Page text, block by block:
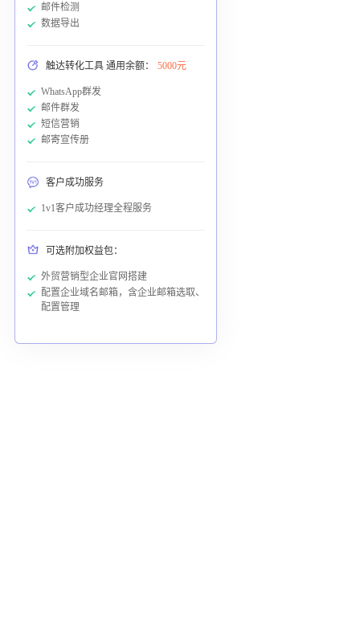
邮件检测
数据导出
触达转化工具 通用余额： 5000元
WhatsApp群发
邮件群发
短信营销
邮寄宣传册
客户成功服务
1v1客户成功经理全程服务
可选附加权益包：
外贸营销型企业官网搭建
配置企业域名邮箱，含企业邮箱选取、
配置管理